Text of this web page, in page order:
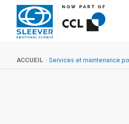
ACCUEIL Services et maintenance